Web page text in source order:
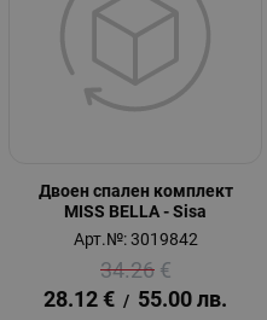
Двоен спален комплект
MISS BELLA - Sisa
Арт.№: 3019842
34.26 €
28.12 € / 55.00 лв.